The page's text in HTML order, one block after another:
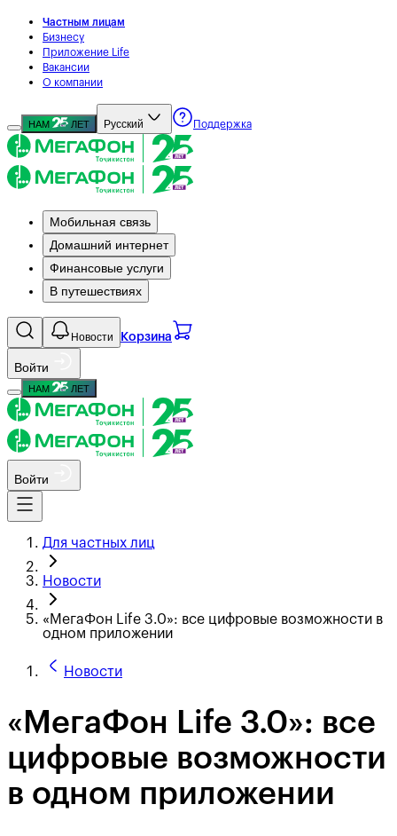
Частным лицам
Бизнесу
Приложение Life
Вакансии
О компании
НАМ ЛЕТ Русский Поддержка
Мобильная связь
Домашний интернет
Финансовые услуги
В путешествиях
Новости Корзина
Войти
НАМ ЛЕТ
Войти
Для частных лиц
Новости
«МегаФон Life 3.0»: все цифровые возможности в
одном приложении
Новости
«МегаФон Life 3.0»: все
цифровые возможности
в одном приложении